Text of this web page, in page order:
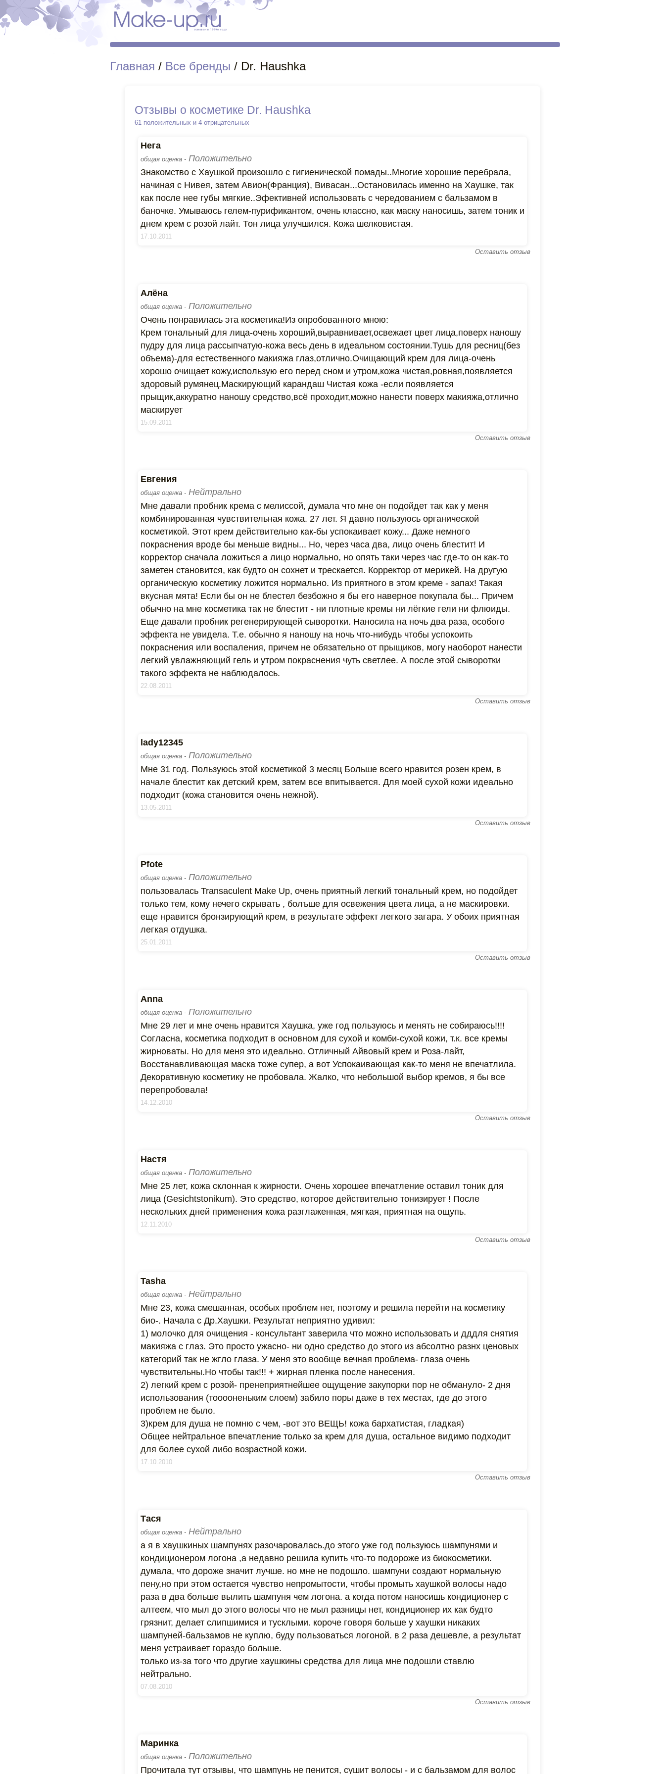
Главная / Все бренды / Dr. Haushka
Отзывы о косметике Dr. Haushka
61 положительных и 4 отрицательных
Нега
общая оценка - Положительно
Знакомство с Хаушкой произошло с гигиенической помады..Многие хорошие перебрала,
начиная с Нивея, затем Авион(Франция), Вивасан...Остановилась именно на Хаушке, так
как после нее губы мягкие..Эфективней использовать с чередованием с бальзамом в
баночке. Умываюсь гелем-пурификантом, очень классно, как маску наносишь, затем тоник и
днем крем с розой лайт. Тон лица улучшился. Кожа шелковистая.
17.10.2011
Оставить отзыв
Алёна
общая оценка - Положительно
Очень понравилась эта косметика!Из опробованного мною:
Крем тональный для лица-очень хороший,выравнивает,освежает цвет лица,поверх наношу
пудру для лица рассыпчатую-кожа весь день в идеальном состоянии.Тушь для ресниц(без
объема)-для естественного макияжа глаз,отлично.Очищающий крем для лица-очень
хорошо очищает кожу,использую его перед сном и утром,кожа чистая,ровная,появляется
здоровый румянец.Маскирующий карандаш Чистая кожа -если появляется
прыщик,аккуратно наношу средство,всё проходит,можно нанести поверх макияжа,отлично
маскирует
15.09.2011
Оставить отзыв
Евгения
общая оценка - Нейтрально
Мне давали пробник крема с мелиссой, думала что мне он подойдет так как у меня
комбинированная чувствительная кожа. 27 лет. Я давно пользуюсь органической
косметикой. Этот крем действительно как-бы успокаивает кожу... Даже немного
покраснения вроде бы меньше видны... Но, через часа два, лицо очень блестит! И
корректор сначала ложиться а лицо нормально, но опять таки через час где-то он как-то
заметен становится, как будто он сохнет и трескается. Корректор от мерикей. На другую
органическую косметику ложится нормально. Из приятного в этом креме - запах! Такая
вкусная мята! Если бы он не блестел безбожно я бы его наверное покупала бы... Причем
обычно на мне косметика так не блестит - ни плотные кремы ни лёгкие гели ни флюиды.
Еще давали пробник регенерирующей сыворотки. Наносила на ночь два раза, особого
эффекта не увидела. Т.е. обычно я наношу на ночь что-нибудь чтобы успокоить
покраснения или воспаления, причем не обязательно от прыщиков, могу наоборот нанести
легкий увлажняющий гель и утром покраснения чуть светлее. А после этой сыворотки
такого эффекта не наблюдалось.
22.08.2011
Оставить отзыв
lady12345
общая оценка - Положительно
Мне 31 год. Пользуюсь этой косметикой 3 месяц Больше всего нравится розен крем, в
начале блестит как детский крем, затем все впитывается. Для моей сухой кожи идеально
подходит (кожа становится очень нежной).
13.05.2011
Оставить отзыв
Pfote
общая оценка - Положительно
пользовалась Transaculent Make Up, очень приятный легкий тональный крем, но подойдет
только тем, кому нечего скрывать , болъше для освежения цвета лица, а не маскировки.
еще нравится бронзирующий крем, в результате эффект легкого загара. У обоих приятная
легкая отдушка.
25.01.2011
Оставить отзыв
Anna
общая оценка - Положительно
Мне 29 лет и мне очень нравится Хаушка, уже год пользуюсь и менять не собираюсь!!!!
Согласна, косметика подходит в основном для сухой и комби-сухой кожи, т.к. все кремы
жирноваты. Но для меня это идеально. Отличный Айвовый крем и Роза-лайт,
Восстанавливающая маска тоже супер, а вот Успокаивающая как-то меня не впечатлила.
Декоративную косметику не пробовала. Жалко, что небольшой выбор кремов, я бы все
перепробовала!
14.12.2010
Оставить отзыв
Настя
общая оценка - Положительно
Мне 25 лет, кожа склонная к жирности. Очень хорошее впечатление оставил тоник для
лица (Gesichtstonikum). Это средство, которое действительно тонизирует ! После
нескольких дней применения кожа разглаженная, мягкая, приятная на ощупь.
12.11.2010
Оставить отзыв
Tasha
общая оценка - Нейтрально
Мне 23, кожа смешанная, особых проблем нет, поэтому и решила перейти на косметику
био-. Начала с Др.Хаушки. Результат неприятно удивил:
1) молочко для очищения - консультант заверила что можно использовать и дддля снятия
макияжа с глаз. Это просто ужасно- ни одно средство до этого из абсолтно разнх ценовых
категорий так не жгло глаза. У меня это вообще вечная проблема- глаза очень
чувствительны.Но чтобы так!!! + жирная пленка после нанесения.
2) легкий крем с розой- пренеприятнейшее ощущение закупорки пор не обмануло- 2 дня
использования (тооооненьким слоем) забило поры даже в тех местах, где до этого
проблем не было.
3)крем для душа не помню с чем, -вот это ВЕЩЬ! кожа бархатистая, гладкая)
Общее нейтральное впечатление только за крем для душа, остальное видимо подходит
для более сухой либо возрастной кожи.
17.10.2010
Оставить отзыв
Тася
общая оценка - Нейтрально
а я в хаушкиных шампунях разочаровалась.до этого уже год пользуюсь шампунями и
кондиционером логона ,а недавно решила купить что-то подороже из биокосметики.
думала, что дороже значит лучше. но мне не подошло. шампуни создают нормальную
пену,но при этом остается чувство непромытости, чтобы промыть хаушкой волосы надо
раза в два больше вылить шампуня чем логона. а когда потом наносишь кондиционер с
алтеем, что мыл до этого волосы что не мыл разницы нет, кондиционер их как будто
грязнит, делает слипшимися и тусклыми. короче говоря больше у хаушки никаких
шампуней-бальзамов не куплю, буду пользоваться логоной. в 2 раза дешевле, а результат
меня устраивает гораздо больше.
только из-за того что другие хаушкины средства для лица мне подошли ставлю
нейтрально.
07.08.2010
Оставить отзыв
Маринка
общая оценка - Положительно
Прочитала тут отзывы, что шампунь не пенится, сушит волосы - и с бальзамом для волос